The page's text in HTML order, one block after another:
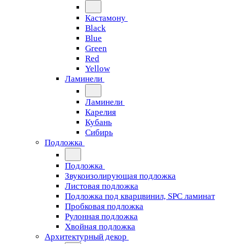
Кастамону
Black
Blue
Green
Red
Yellow
Ламинели
Ламинели
Карелия
Кубань
Сибирь
Подложка
Подложка
Звукоизолирующая подложка
Листовая подложка
Подложка под кварцвинил, SPC ламинат
Пробковая подложка
Рулонная подложка
Хвойная подложка
Архитектурный декор